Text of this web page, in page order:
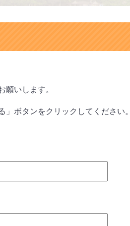
願いします。
ボタンをクリックしてください。